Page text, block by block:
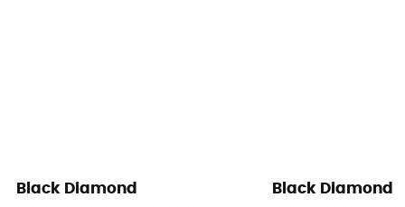
Black Diamond Black Diamond